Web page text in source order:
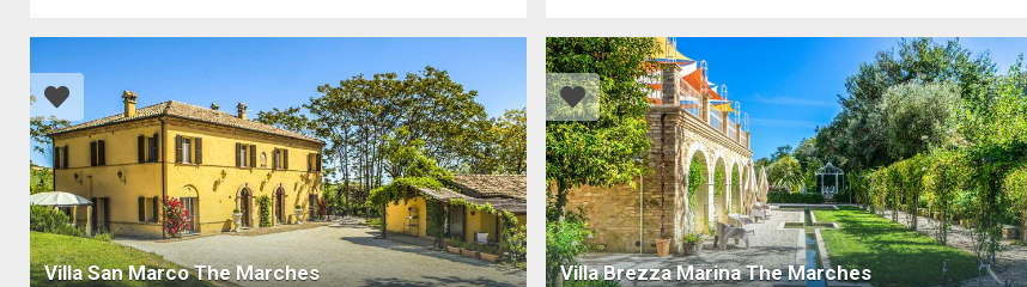
Villa San Marco The Marches Villa Brezza Marina The Marches